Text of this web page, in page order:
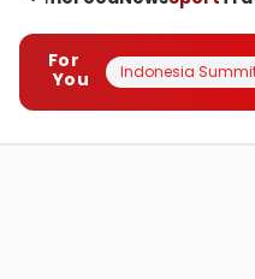
For
You
Indonesia